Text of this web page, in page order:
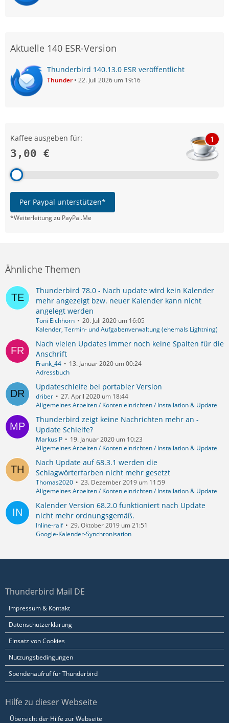
Aktuelle 140 ESR-Version
Thunderbird 140.13.0 ESR veröffentlicht
Thunder 22. Juli 2026 um 19:16
Kaffee ausgeben für:
3,00 €
1
Per Paypal unterstützen*
*Weiterleitung zu PayPal.Me
Ähnliche Themen
Thunderbird 78.0 - Nach update wird kein Kalender
mehr angezeigt bzw. neuer Kalender kann nicht
angelegt werden
Toni Eichhorn
20. Juli 2020 um 16:05
Kalender, Termin- und Aufgabenverwaltung (ehemals Lightning)
Nach vielen Updates immer noch keine Spalten für die
Anschrift
Frank_44
13. Januar 2020 um 00:24
Adressbuch
Updateschleife bei portabler Version
driber
27. April 2020 um 18:44
Allgemeines Arbeiten / Konten einrichten / Installation & Update
Thunderbird zeigt keine Nachrichten mehr an -
Update Schleife?
Markus P
19. Januar 2020 um 10:23
Allgemeines Arbeiten / Konten einrichten / Installation & Update
Nach Update auf 68.3.1 werden die
Schlagwörterfarben nicht mehr gesetzt
Thomas2020
23. Dezember 2019 um 11:59
Allgemeines Arbeiten / Konten einrichten / Installation & Update
Kalender Version 68.2.0 funktioniert nach Update
nicht mehr ordnungsgemäß.
Inline-ralf
29. Oktober 2019 um 21:51
Google-Kalender-Synchronisation
Thunderbird Mail DE
Impressum & Kontakt
Datenschutzerklärung
Einsatz von Cookies
Nutzungsbedingungen
Spendenaufruf für Thunderbird
Hilfe zu dieser Webseite
Übersicht der Hilfe zur Webseite